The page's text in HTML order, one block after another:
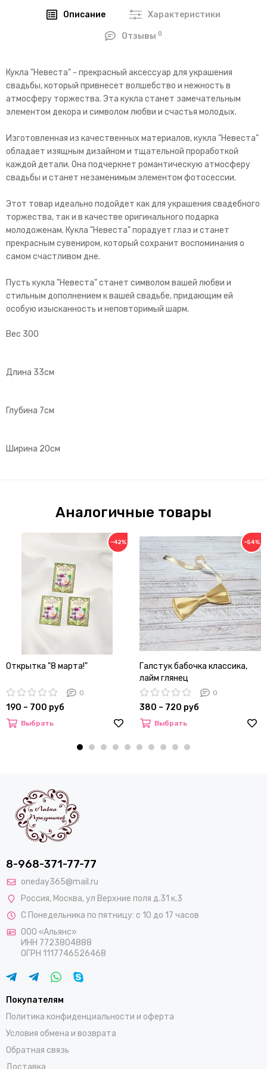
Описание Характеристики
Отзывы0
Кукла "Невеста" - прекрасный аксессуар для украшения
свадьбы, который привнесет волшебство и нежность в
атмосферу торжества. Эта кукла станет замечательным
элементом декора и символом любви и счастья молодых.
Изготовленная из качественных материалов, кукла "Невеста"
обладает изящным дизайном и тщательной проработкой
каждой детали. Она подчеркнет романтическую атмосферу
свадьбы и станет незаменимым элементом фотосессии.
Этот товар идеально подойдет как для украшения свадебного
торжества, так и в качестве оригинального подарка
молодоженам. Кукла "Невеста" порадует глаз и станет
прекрасным сувениром, который сохранит воспоминания о
самом счастливом дне.
Пусть кукла "Невеста" станет символом вашей любви и
стильным дополнением к вашей свадьбе, придающим ей
особую изысканность и неповторимый шарм.
Вес 300
Длина 33см
Глубина 7см
Ширина 20см
Аналогичные товары
−42%
Открытка "8 марта!"
0
190 – 700 руб
Выбрать
−54%
Галстук бабочка классика,
лайм глянец
0
380 – 720 руб
Выбрать
8-968-371-77-77
oneday365@mail.ru
Россия, Москва,ул Верхние поля д.31 к.3
С Понедельника по пятницу: с 10 до 17 часов
ООО «Альянс»
ИНН 7723804888
ОГРН 1117746526468
Покупателям
Политика конфиденциальности и оферта
Условия обмена и возврата
Обратная связь